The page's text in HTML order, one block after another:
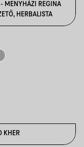
- MENYHÁZI REGINA
HERBALISTA
KHER